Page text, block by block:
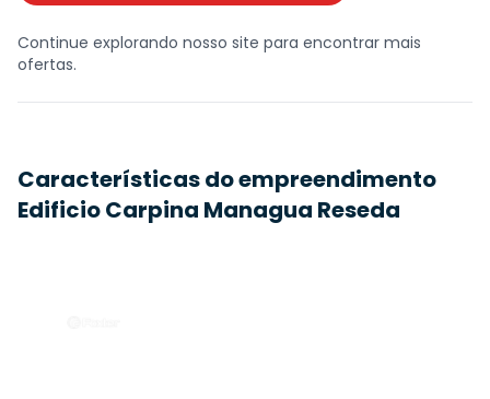
Continue explorando nosso site para encontrar mais
ofertas.
Características do empreendimento
Edificio Carpina Managua Reseda